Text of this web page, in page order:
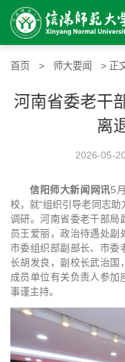
首页 > 师大要闻 > 正
河南省委老干
离
2026-05-
信阳师大新闻网讯5
校，就“组织引导老同志
调研。河南省委老干部局
员王爱丽，政治待遇处副
市委组织部副部长、市委
长胡发良，副校长武治国
成员单位有关负责人参加
事谨主持。